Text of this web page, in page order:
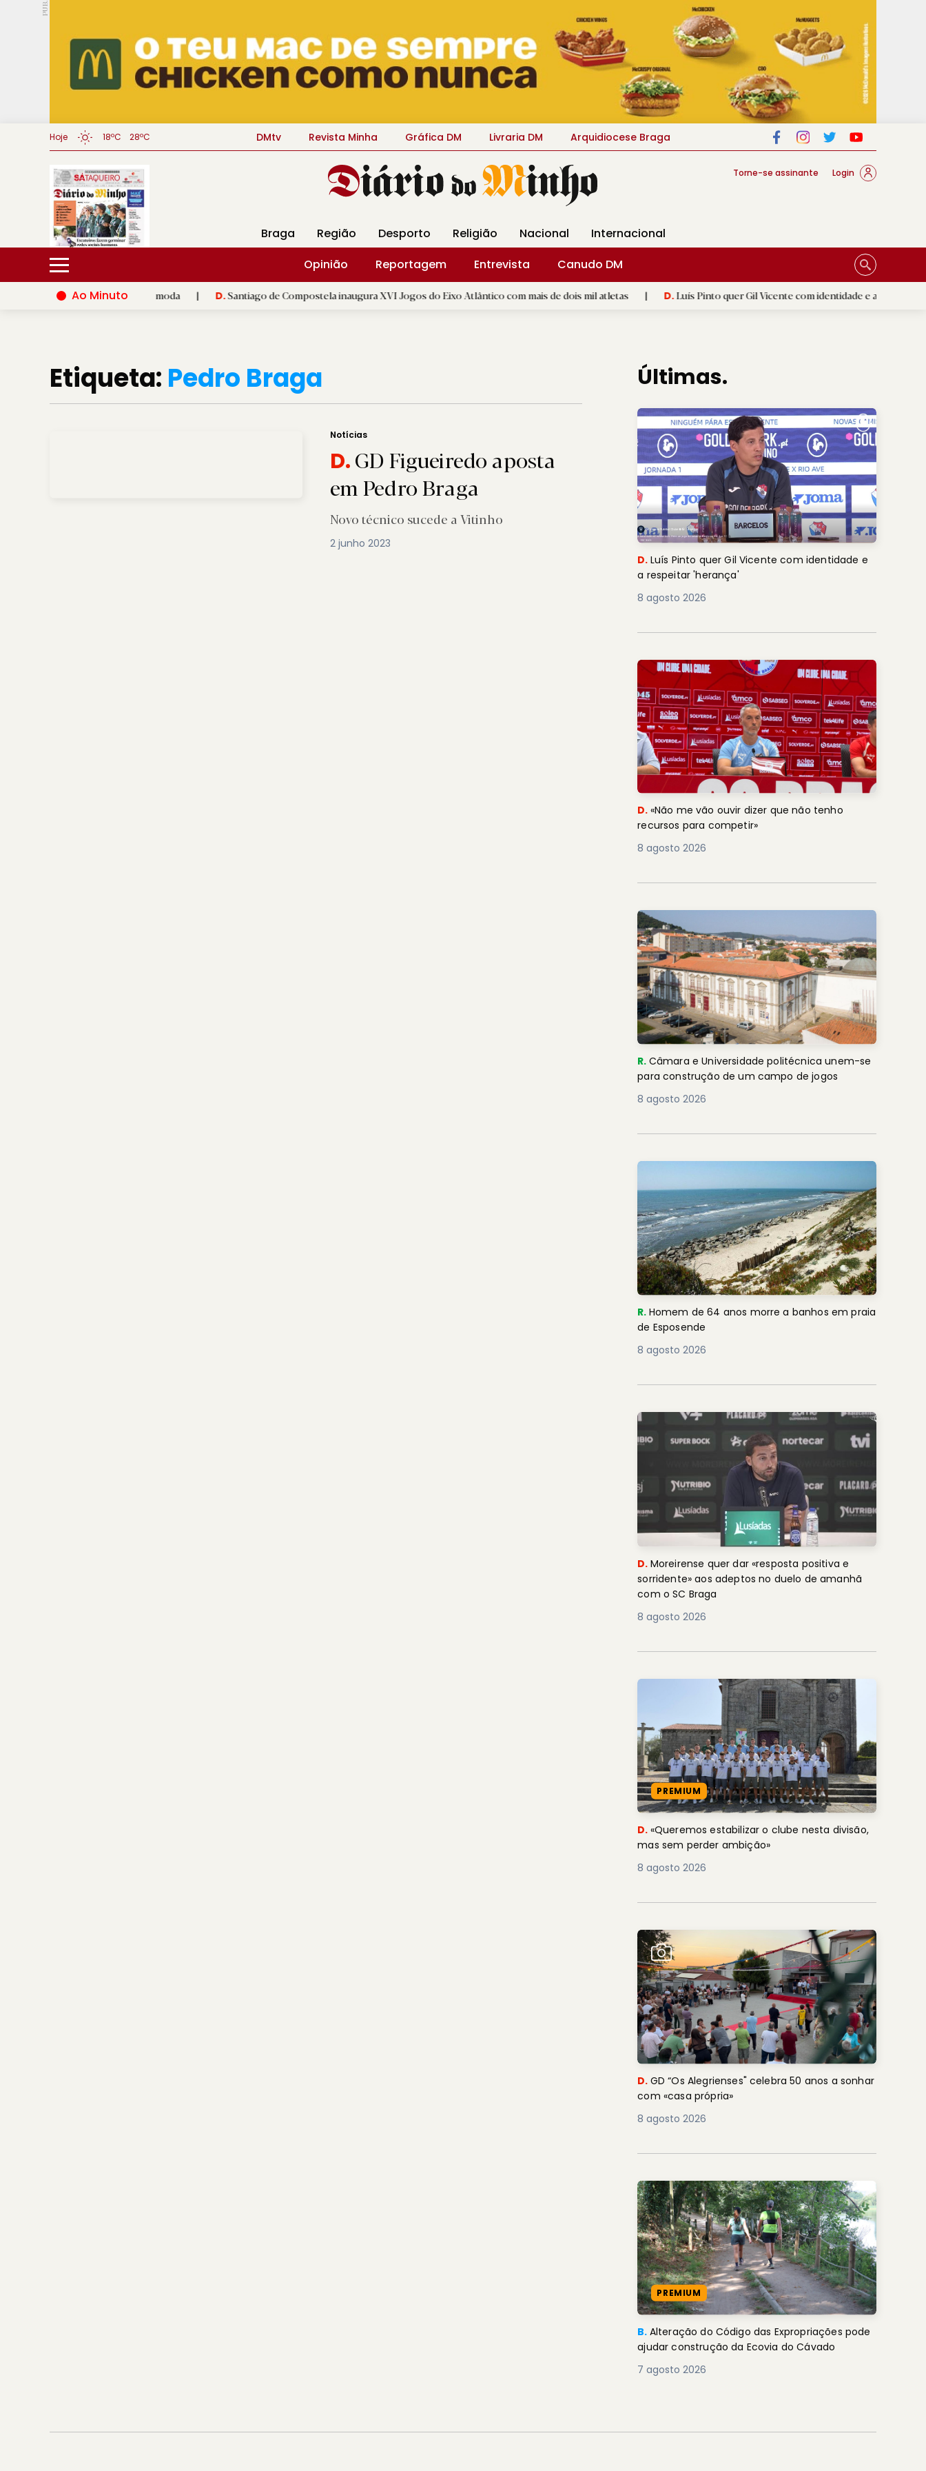
PUB.
Hoje 18ºC 28ºC DMtv Revista Minha Gráfica DM Livraria DM Arquidiocese Braga
Torne-se assinante Login
Braga Região Desporto Religião Nacional
Internacional
Opinião
Reportagem Entrevista
Canudo DM
Ao Minuto
do mundo da moda D.Santiago de Compostela inaugura XVI Jogos do Eixo Atlântico com mais de dois mil atletas | D.Luís Pinto quer Gil Vicente com identidade e a respeitar 'herança'
Etiqueta: Pedro Braga
Notícias
D.GD Figueiredo aposta
em Pedro Braga
Novo técnico sucede a Vitinho
2 junho 2023
Últimas.
D. Luís Pinto quer Gil Vicente com identidade e
a respeitar 'herança'
8 agosto 2026
D. «Não me vão ouvir dizer que não tenho
recursos para competir»
8 agosto 2026
R. Câmara e Universidade politécnica unem-se
para construção de um campo de jogos
8 agosto 2026
R. Homem de 64 anos morre a banhos em praia
de Esposende
8 agosto 2026
D. Moreirense quer dar «resposta positiva e
sorridente» aos adeptos no duelo de amanhã
com o SC Braga
8 agosto 2026
PREMIUM
D. «Queremos estabilizar o clube nesta divisão,
mas sem perder ambição»
8 agosto 2026
D. GD “Os Alegrienses" celebra 50 anos a sonhar
com «casa própria»
8 agosto 2026
PREMIUM
B. Alteração do Código das Expropriações pode
ajudar construção da Ecovia do Cávado
7 agosto 2026